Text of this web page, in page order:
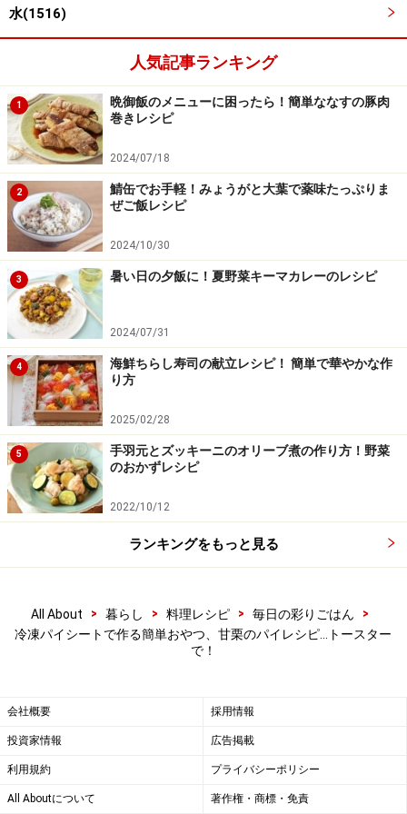
4
オーブントースターで約10～12分焼く。
1のパイシートで3を包み、表面にフォークなどで穴をあ
ける。卵と水を合わせたものを刷毛で塗り、オーブント
ースターで約10～12分焼く。
※焦げそうになったら、アルミホイルを上からかぶせて
焼いてください。
ワンポイントアドバイス
工程4で生地が余ったら、好きな型で抜いて飾りにして
みてくださいね。
水(1516)
人気記事ランキング
1
晩御飯のメニューに困ったら！簡単ななすの豚肉
巻きレシピ
2024/07/18
2
鯖缶でお手軽！みょうがと大葉で薬味たっぷりま
ぜご飯レシピ
2024/10/30
3 暑い日の夕飯に！夏野菜キーマカレーのレシピ
2024/07/31
4
海鮮ちらし寿司の献立レシピ！ 簡単で華やかな作
り方
2025/02/28
5
手羽元とズッキーニのオリーブ煮の作り方！野菜
のおかずレシピ
2022/10/12
ランキングをもっと見る
All About > 暮らし > 料理レシピ > 毎日の彩りごはん
>
冷凍パイシートで作る簡単おやつ、甘栗のパイレシピ…トースター
で！
会社概要 採用情報
投資家情報 広告掲載
利用規約 プライバシーポリシー
All Aboutについて 著作権・商標・免責